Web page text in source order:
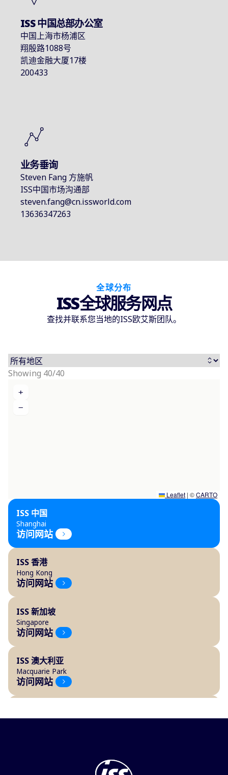
ISS 中国总部办公室
中国上海市杨浦区
翔殷路1088号
凯迪金融大厦17楼
200433
业务垂询
Steven Fang 方施帆
ISS中国市场沟通部
steven.fang@cn.issworld.com
13636347263
全球分布
ISS全球服务网点
查找并联系您当地的ISS欧艾斯团队。
Showing 40/40
ISS 中国
Shanghai
访问网站
ISS 香港
Hong Kong
访问网站
ISS 新加坡
Singapore
访问网站
ISS 澳大利亚
Macquarie Park
访问网站
Vienna
+
−
Leaflet | ©CARTO